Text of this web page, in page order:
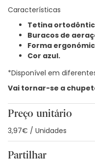
Características
Tetina
Buracos de
Forma
Cor azul.
*Disponível em
Vai tornar-se a
Preço unitário
3,97€ / Unidades
Partilhar